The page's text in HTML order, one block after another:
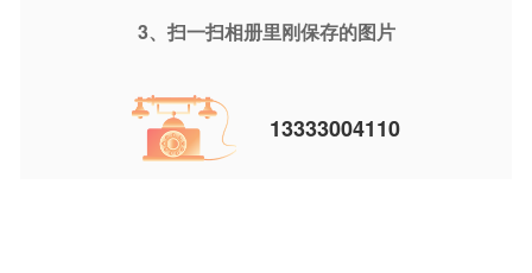
3、扫一扫相册里刚保存的图片
13333004110